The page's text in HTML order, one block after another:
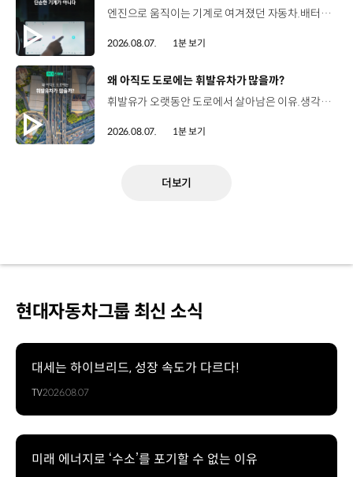
엔진으로 움직이는 기계로 여겨졌던 자동차.배터리와 소프트웨어를 통해 어떻게 바뀌고 있을까요? 현대진행형 팟캐스트 EP.21에서 확인하세요.📻 #현대자동차그룹 #현대진행형 #모빌리티팟캐스트 #SDV #전기차 #연료 #미래모빌리티 #모빌리티
2026.08.07. 1분 보기
[동영상]
왜 아직도 도로에는 휘발유차가 많을까?
휘발유가 오랫동안 도로에서 살아남은 이유.생각보다 강력한 장점이 있었습니다. 현대진행형 팟캐스트 EP.21에서 확인하세요.📻 #현대자동차그룹 #현대진행형 #모빌리티팟캐스트 #휘발유 #내연기관 #연료 #미래모빌리티 #모빌리티
2026.08.07. 1분 보기
더보기
현대자동차그룹 최신 소식
대세는 하이브리드, 성장 속도가 다르다!
TV2026.08.07
미래 에너지로 ‘수소’를 포기할 수 없는 이유